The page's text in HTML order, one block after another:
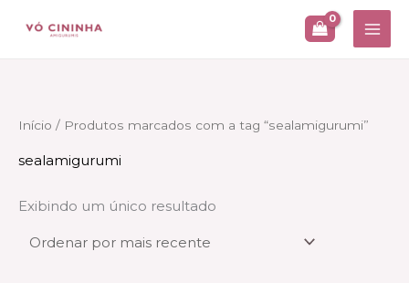
para
Início / Produtos marcados com a tag “sealamigurumi”
sealamigurumi
Exibindo um único resultado